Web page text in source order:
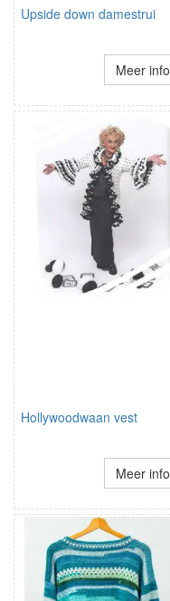
Upside down damestrui
Meer info
Hollywoodwaan vest
Meer info